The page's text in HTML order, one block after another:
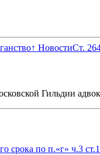
↑ НовостиСт.
Гильдии
срока по п.«г» ч.3